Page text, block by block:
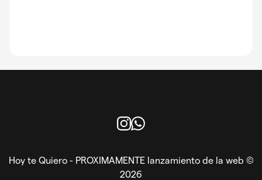
Hoy te Quiero - PROXIMAMENTE lanzamiento de la web ©
2026